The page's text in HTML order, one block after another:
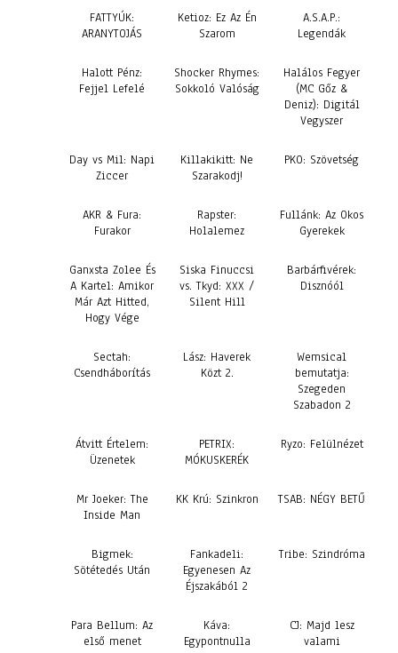
FATTYÚK:
ARANYTOJÁS
Ketioz: Ez Az Én
Szarom
A.S.A.P.:
Legendák
Halott Pénz:
Fejjel Lefelé
Shocker Rhymes:
Sokkoló Valóság
Halálos Fegyer
(MC Gőz &
Deniz): Digitál
Vegyszer
Day vs Mil: Napi
Ziccer
Killakikitt: Ne
Szarakodj!
PKO: Szövetség
AKR & Fura:
Furakor
Rapster:
Holalemez
Fullánk: Az Okos
Gyerekek
Ganxsta Zolee És
A Kartel: Amikor
Már Azt Hitted,
Hogy Vége
Siska Finuccsi
vs. Tkyd: XXX /
Silent Hill
Barbárfivérek:
Disznóól
Sectah:
Csendháborítás
Lász: Haverek
Közt 2.
Wemsical
bemutatja:
Szegeden
Szabadon 2
Átvitt Értelem:
Üzenetek
PETRIX:
MÓKUSKERÉK
Ryzo: Felülnézet
Mr Joeker: The
Inside Man
KK Krú: Szinkron TSAB: NÉGY BETŰ
Bigmek:
Sötétedés Után
Fankadeli:
Egyenesen Az
Éjszakából 2
Tribe: Szindróma
Para Bellum: Az
első menet
Káva:
Egypontnulla
CJ: Majd lesz
valami